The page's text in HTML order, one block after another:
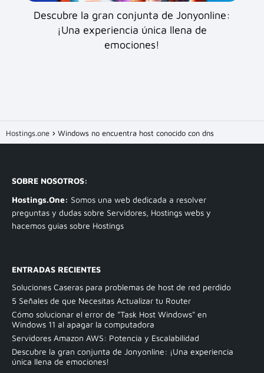
Descubre la gran conjunta de Jonyonline:
¡Una experiencia única llena de
emociones!
Hostings.one Windows no encuentra host conocido con dns
SOBRE NOSOTROS:
Hostings.One: Somos una web dedicada a resolver
preguntas y dudas sobre Servidores, Hostings webs y
hacemos guias sobre Hostings
ENTRADAS RECIENTES
Soluciones Caseras para problemas de host de red perdido
5 Señales de que Necesitas Actualizar tu Router
Cómo solucionar el error de "Task Host Windows" en
Windows 11 al apagar la computadora
Servidores Amazon AWS: Potencia y Escalabilidad
Descubre la gran conjunta de Jonyonline: ¡Una experiencia
única llena de emociones!